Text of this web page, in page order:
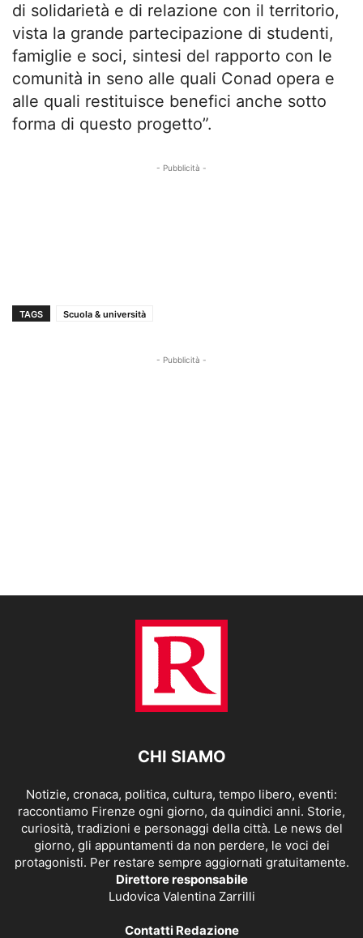
di solidarietà e di relazione con il territorio,
vista la grande partecipazione di studenti,
famiglie e soci, sintesi del rapporto con le
comunità in seno alle quali Conad opera e
alle quali restituisce benefici anche sotto
forma di questo progetto”.
- Pubblicità -
TAGS Scuola & università
- Pubblicità -
CHI SIAMO
Notizie, cronaca, politica, cultura, tempo libero, eventi:
raccontiamo Firenze ogni giorno, da quindici anni. Storie,
curiosità, tradizioni e personaggi della città. Le news del
giorno, gli appuntamenti da non perdere, le voci dei
protagonisti. Per restare sempre aggiornati gratuitamente.
Direttore responsabile
Ludovica Valentina Zarrilli
Contatti Redazione